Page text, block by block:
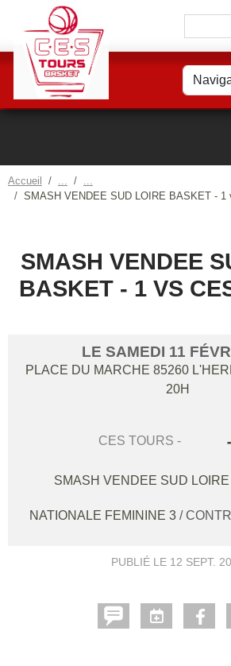
Accueil
SMASH VENDEE SUD LOIRE BASKET - 1
SMASH VENDEE
BASKET - 1 VS
LE SAMEDI 11
PLACE DU MARCHE 85260
20H
CES TOURS -
SMASH VENDEE SUD
NATIONALE FEMININE 3 /
PUBLIÉ LE 12 SEPT.
Panneau de gestion des cookies